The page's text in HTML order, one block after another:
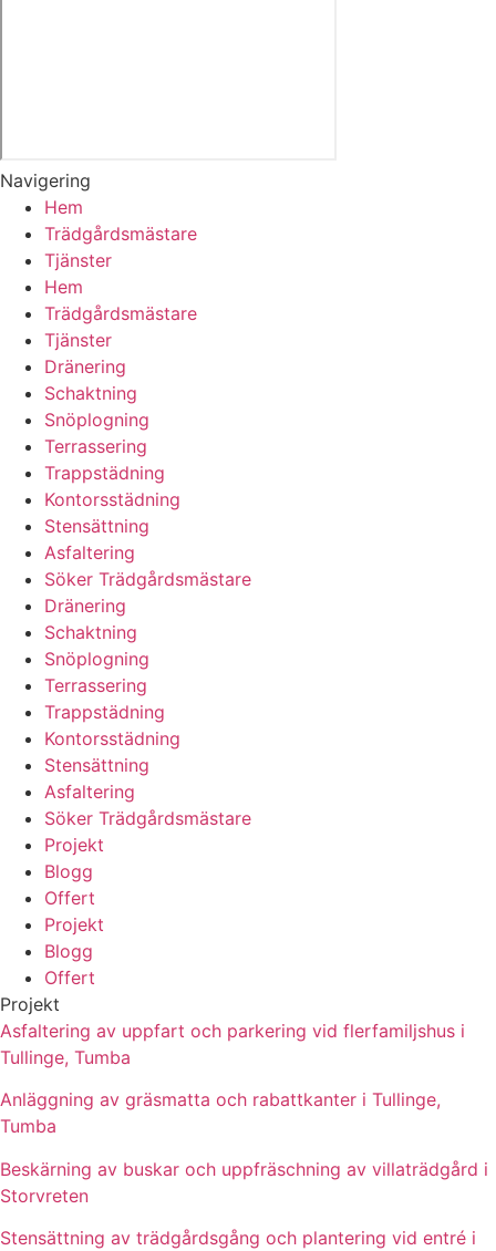
Navigering
Hem
Trädgårdsmästare
Tjänster
Hem
Trädgårdsmästare
Tjänster
Dränering
Schaktning
Snöplogning
Terrassering
Trappstädning
Kontorsstädning
Stensättning
Asfaltering
Söker Trädgårdsmästare
Dränering
Schaktning
Snöplogning
Terrassering
Trappstädning
Kontorsstädning
Stensättning
Asfaltering
Söker Trädgårdsmästare
Projekt
Blogg
Offert
Projekt
Blogg
Offert
Projekt
Asfaltering av uppfart och parkering vid flerfamiljshus i
Tullinge, Tumba
Anläggning av gräsmatta och rabattkanter i Tullinge,
Tumba
Beskärning av buskar och uppfräschning av villaträdgård i
Storvreten
Stensättning av trädgårdsgång och plantering vid entré i